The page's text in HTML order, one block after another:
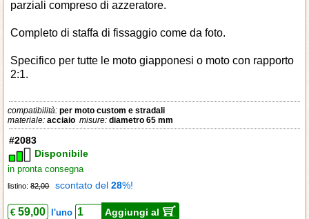
parziali compreso di azzeratore.
Completo di staffa di fissaggio come da foto.
Specifico per tutte le moto giapponesi o moto con rapporto
2:1.
compatibilità:per moto custom e stradali
materiale:acciaio misure:diametro 65 mm
#2083
Disponibile
in pronta consegna
listino:82,00 scontato del28%!
€ 59,00 l'uno Aggiungi al